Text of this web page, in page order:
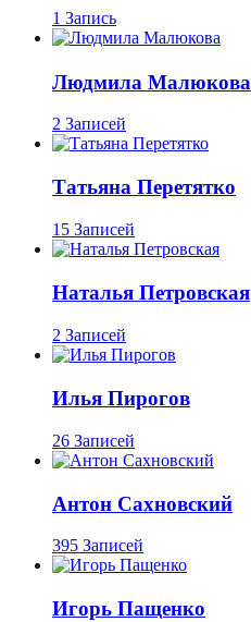
1 Запись
Людмила Малюкова
2 Записей
Татьяна Перетятко
15 Записей
Наталья Петровская
2 Записей
Илья Пирогов
26 Записей
Антон Сахновский
395 Записей
Игорь Пащенко